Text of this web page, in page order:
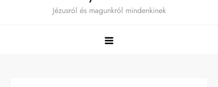
Jézusról és magunkról mindenkinek